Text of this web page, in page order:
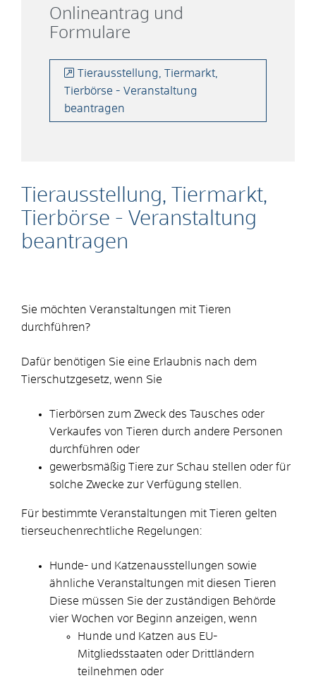
Tierausstellung, Tiermarkt,
Tierbörse - Veranstaltung
beantragen
Sie möchten Veranstaltungen mit Tieren
durchführen?
Dafür benötigen Sie eine Erlaubnis nach dem
Tierschutzgesetz, wenn Sie
Tierbörsen zum Zweck des Tausches oder
Verkaufes von Tieren durch andere Personen
durchführen oder
gewerbsmäßig Tiere zur Schau stellen oder für
solche Zwecke zur Verfügung stellen.
Für bestimmte Veranstaltungen mit Tieren gelten
tierseuchenrechtliche Regelungen:
Hunde- und Katzenausstellungen sowie
ähnliche Veranstaltungen mit diesen Tieren
Diese müssen Sie der zuständigen Behörde
vier Wochen vor Beginn anzeigen, wenn
Hunde und Katzen aus EU-
Mitgliedsstaaten oder Drittländern
teilnehmen oder
Onlineantrag und
Formulare
Tierausstellung, Tiermarkt,
Tierbörse - Veranstaltung
beantragen